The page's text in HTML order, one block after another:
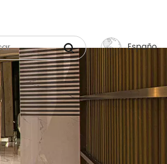
Español
English
Русский